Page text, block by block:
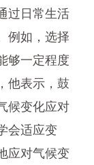
过日常生活
例如，选择
够一定程度
他表示，鼓
候变化应对
会适应变
应对气候变